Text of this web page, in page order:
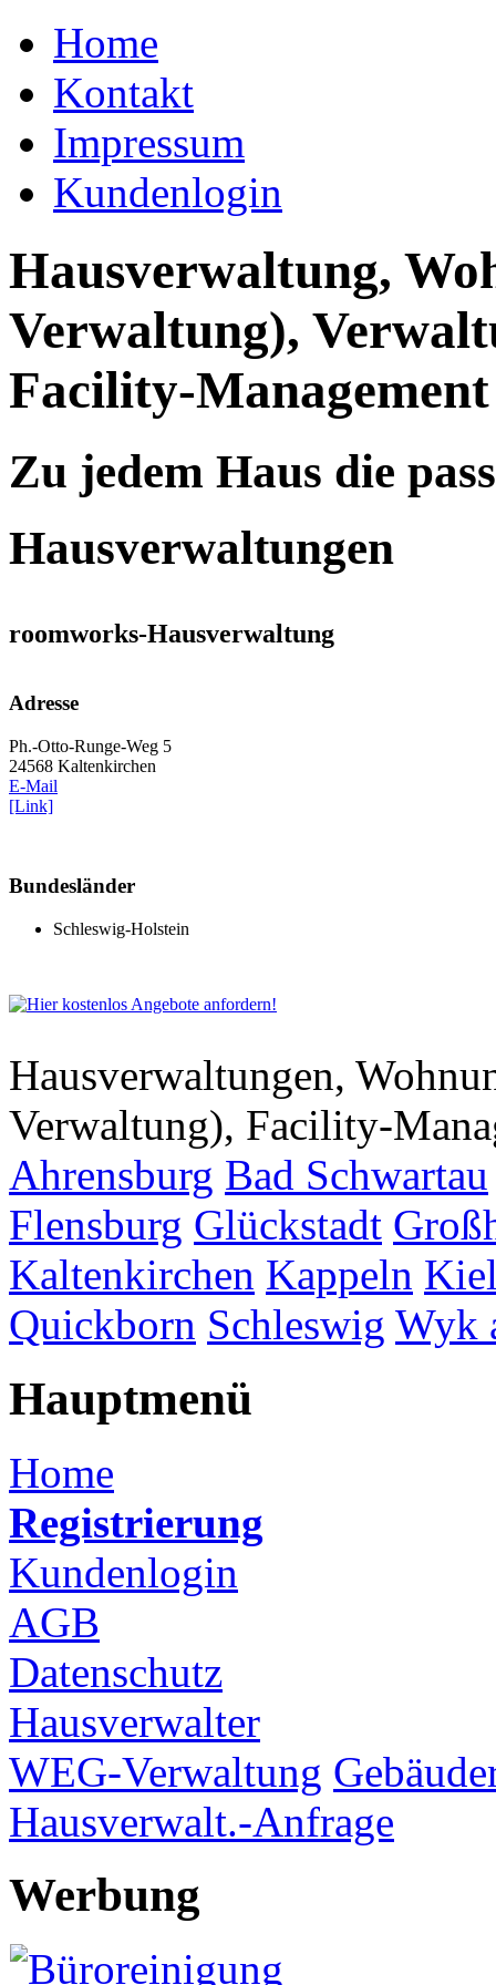
Home
Kontakt
Impressum
Kundenlogin
Hausverwaltung,
Verwaltung),
Facility-Management
Zu jedem Haus die
Hausverwaltungen
roomworks-Hausverwaltung
Adresse
Ph.-Otto-Runge-Weg 5
24568 Kaltenkirchen
E-Mail
[Link]
Bundesländer
Schleswig-Holstein
Hausverwaltungen,
Verwaltung), Facility-
Ahrensburg Bad Schwartau
Flensburg Glückstadt
Kaltenkirchen Kappeln
Quickborn Schleswig Wyk
Hauptmenü
Home
Registrierung
Kundenlogin
AGB
Datenschutz
Hausverwalter
WEG-Verwaltung
Hausverwalt.-Anfrage
Werbung